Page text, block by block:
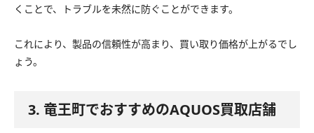
くことで、トラブルを未然に防ぐことができます。
これにより、製品の信頼性が高まり、買い取り価格が上がるでし
ょう。
3. 竜王町でおすすめのAQUOS買取店舗